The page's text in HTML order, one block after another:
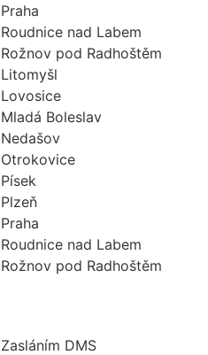
Praha
Roudnice nad Labem
Rožnov pod Radhoštěm
Litomyšl
Lovosice
Mladá Boleslav
Nedašov
Otrokovice
Písek
Plzeň
Praha
Roudnice nad Labem
Rožnov pod Radhoštěm
Zasláním DMS